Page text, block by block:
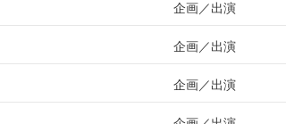
企画 出演
企画 出演
企画 出演